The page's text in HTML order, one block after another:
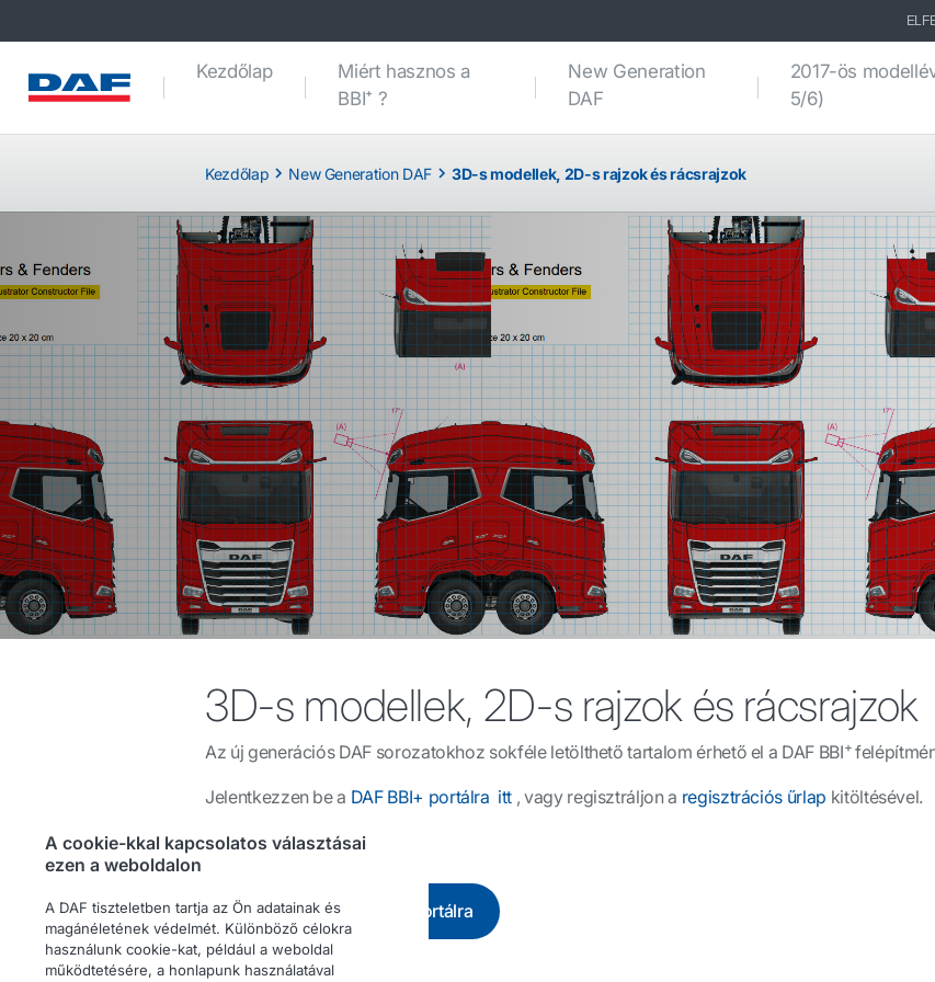
Kezdőlap
Miért hasznos a
BBI⁺ ?
New Generation
DAF
2017-ös
5/6)
Kezdőlap New Generation DAF 3D-s modellek, 2D-s rajzok és rácsrajzok
3D-s modellek, 2D-s rajzok és rácsrajzok
Az új generációs DAF sorozatokhoz sokféle letölthető tartalom érhető el a DAF BBI+
Jelentkezzen be a DAF BBI+ portálra itt , vagy regisztráljon a regisztrációs űrlap kitöltésével.
Regisztráció a BBI⁺ portálra
A cookie-kkal kapcsolatos választásai
ezen a weboldalon
A DAF tiszteletben tartja az Ön adatainak és
magánéletének védelmét. Különböző célokra
használunk cookie-kat, például a weboldal
működtetésére, a honlapunk használatával